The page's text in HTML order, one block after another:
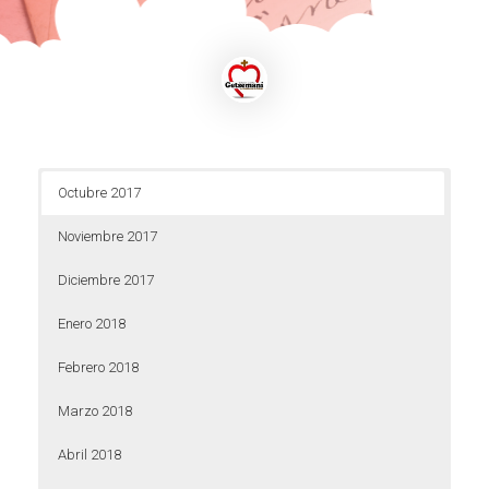
Octubre 2017
Noviembre 2017
Diciembre 2017
Enero 2018
Febrero 2018
Marzo 2018
Abril 2018